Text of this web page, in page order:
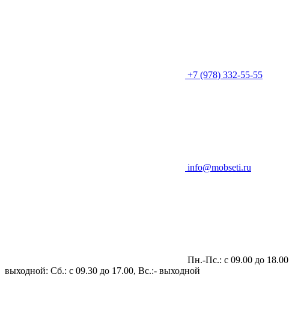
+7 (978) 332-55-55
info@mobseti.ru
Пн.-Пс.: с 09.00 до 18.00
выходной: Сб.: с 09.30 до 17.00, Вс.:- выходной